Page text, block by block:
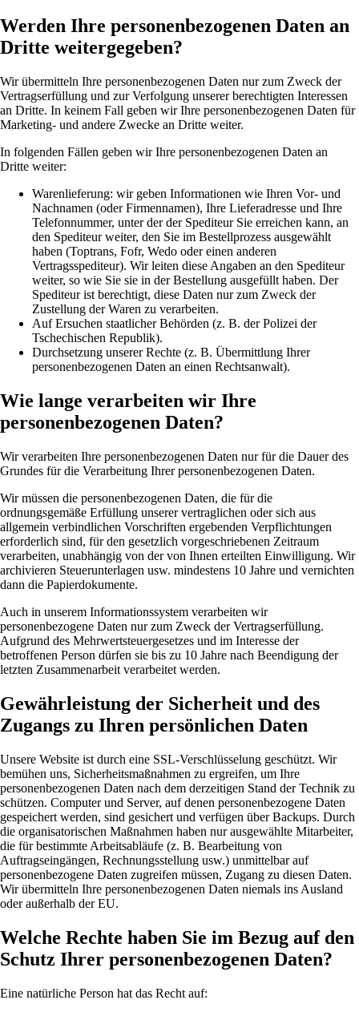
Werden Ihre personenbezogenen Daten an
Dritte weitergegeben?
Wir übermitteln Ihre personenbezogenen Daten nur zum Zweck der
Vertragserfüllung und zur Verfolgung unserer berechtigten Interessen
an Dritte. In keinem Fall geben wir Ihre personenbezogenen Daten für
Marketing- und andere Zwecke an Dritte weiter.
In folgenden Fällen geben wir Ihre personenbezogenen Daten an
Dritte weiter:
Warenlieferung: wir geben Informationen wie Ihren Vor- und
Nachnamen (oder Firmennamen), Ihre Lieferadresse und Ihre
Telefonnummer, unter der der Spediteur Sie erreichen kann, an
den Spediteur weiter, den Sie im Bestellprozess ausgewählt
haben (Toptrans, Fofr, Wedo oder einen anderen
Vertragsspediteur). Wir leiten diese Angaben an den Spediteur
weiter, so wie Sie sie in der Bestellung ausgefüllt haben. Der
Spediteur ist berechtigt, diese Daten nur zum Zweck der
Zustellung der Waren zu verarbeiten.
Auf Ersuchen staatlicher Behörden (z. B. der Polizei der
Tschechischen Republik).
Durchsetzung unserer Rechte (z. B. Übermittlung Ihrer
personenbezogenen Daten an einen Rechtsanwalt).
Wie lange verarbeiten wir Ihre
personenbezogenen Daten?
Wir verarbeiten Ihre personenbezogenen Daten nur für die Dauer des
Grundes für die Verarbeitung Ihrer personenbezogenen Daten.
Wir müssen die personenbezogenen Daten, die für die
ordnungsgemäße Erfüllung unserer vertraglichen oder sich aus
allgemein verbindlichen Vorschriften ergebenden Verpflichtungen
erforderlich sind, für den gesetzlich vorgeschriebenen Zeitraum
verarbeiten, unabhängig von der von Ihnen erteilten Einwilligung. Wir
archivieren Steuerunterlagen usw. mindestens 10 Jahre und vernichten
dann die Papierdokumente.
Auch in unserem Informationssystem verarbeiten wir
personenbezogene Daten nur zum Zweck der Vertragserfüllung.
Aufgrund des Mehrwertsteuergesetzes und im Interesse der
betroffenen Person dürfen sie bis zu 10 Jahre nach Beendigung der
letzten Zusammenarbeit verarbeitet werden.
Gewährleistung der Sicherheit und des
Zugangs zu Ihren persönlichen Daten
Unsere Website ist durch eine SSL-Verschlüsselung geschützt. Wir
bemühen uns, Sicherheitsmaßnahmen zu ergreifen, um Ihre
personenbezogenen Daten nach dem derzeitigen Stand der Technik zu
schützen. Computer und Server, auf denen personenbezogene Daten
gespeichert werden, sind gesichert und verfügen über Backups. Durch
die organisatorischen Maßnahmen haben nur ausgewählte Mitarbeiter,
die für bestimmte Arbeitsabläufe (z. B. Bearbeitung von
Auftragseingängen, Rechnungsstellung usw.) unmittelbar auf
personenbezogene Daten zugreifen müssen, Zugang zu diesen Daten.
Wir übermitteln Ihre personenbezogenen Daten niemals ins Ausland
oder außerhalb der EU.
Welche Rechte haben Sie im Bezug auf den
Schutz Ihrer personenbezogenen Daten?
Eine natürliche Person hat das Recht auf: